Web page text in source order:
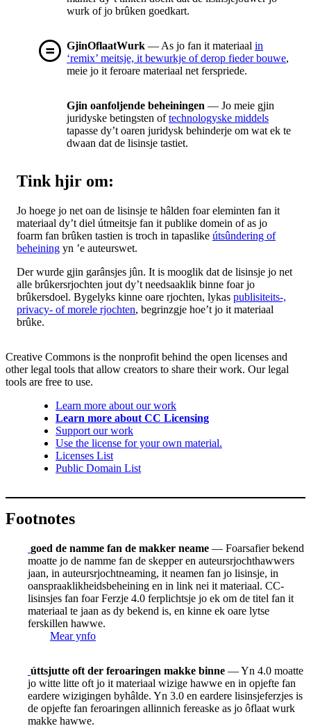
wurk of jo brûken goedkart.
GjinOflaatWurk — As jo fan it materiaal in
‘remix’ meitsje, it bewurkje of derop fieder bouwe,
meie jo it feroare materiaal net ferspriede.
Gjin oanfoljende beheiningen — Jo meie gjin
juridyske betingsten oftechnologyske middels
tapasse dy’t oaren juridysk behinderje om wat ek te
dwaan dat de lisinsje tastiet.
Tink hjir om:
Jo hoege jo net oan de lisinsje te hâlden foar eleminten fan it
materiaal dy’t diel útmeitsje fan it publike domein of as jo
foarm fan brûken tastien is troch in tapaslike útsûndering of
beheining yn ’e auteurswet.
Der wurde gjin garânsjes jûn. It is mooglik dat de lisinsje jo net
alle brûkersrjochten jout dy’t needsaaklik binne foar jo
brûkersdoel. Bygelyks kinne oare rjochten, lykas publisiteits-,
privacy- of morele rjochten, begrinzgje hoe’t jo it materiaal
brûke.
Creative Commons is the nonprofit behind the open licenses and
other legal tools that allow creators to share their work. Our legal
tools are free to use.
Learn more about our work
Learn more about CC Licensing
Support our work
Use the license for your own material.
Licenses List
Public Domain List
Footnotes
goed de namme fan de makker neame — Foarsafier bekend
moatte jo de namme fan de skepper en auteursrjochthawwers
jaan, in auteursrjochtneaming, it neamen fan jo lisinsje, in
oanspraaklikheidsbeheining en in link nei it materiaal. CC-
lisinsjes fan foar Ferzje 4.0 ferplichtsje jo ek om de titel fan it
materiaal te jaan as dy bekend is, en kinne ek oare lytse
ferskillen hawwe.
Mear ynfo
úttsjutte oft der feroaringen makke binne — Yn 4.0 moatte
jo witte litte oft jo it materiaal wizige hawwe en in opjefte fan
eardere wizigingen byhâlde. Yn 3.0 en eardere lisinsjeferzjes is
de opjefte fan feroaringen allinnich fereaske as jo ôflaat wurk
makke hawwe.